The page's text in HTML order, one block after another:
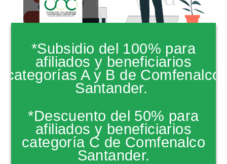
EDUCACIÓN CONTINUA
NOTICIAS
*Subsidio del 100% para
afiliados y beneficiarios
categorías A y B de Comfenalco
Santander.
*Descuento del 50% para
afiliados y beneficiarios
categoría C de Comfenalco
Santander.